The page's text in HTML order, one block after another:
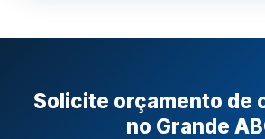
Solicite orçamento de
no Grande